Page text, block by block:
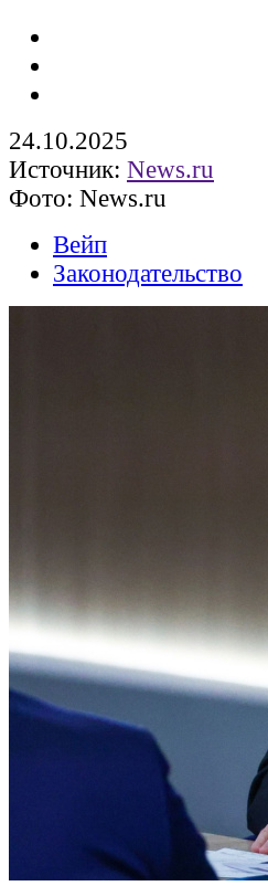
24.10.2025
Источник: News.ru
Фото: News.ru
Вейп
Законодательство